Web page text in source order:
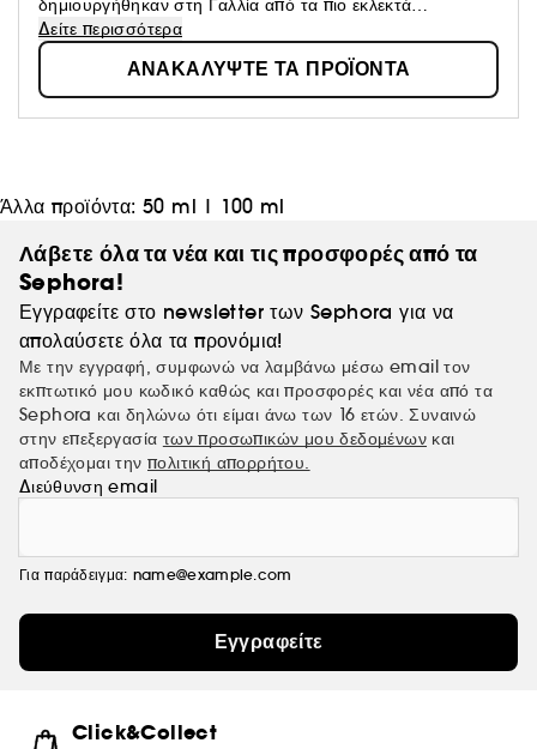
δημιουργήθηκαν στη Γαλλία από τα πιο εκλεκτά
συστατικά. Αυτή η κορυφαία συλλογή τιμά την τεχνική του
« layering », δημιουργώντας ένα άρωμα που σας ταιριάζει
απόλυτα. Η KAYALI εμπνέεται από τους θησαυρούς της
Μέσης Ανατολής, ενός πολιτισμού που φημίζεται για τη
φινέτσα του και την απλότητά του. Τέσσερα αρώματα.
Δείτε περισσότερα
ΑΝΑΚΑΛΥΨΤΕ ΤΑ ΠΡΟΪΟΝΤΑ
Άλλα προϊόντα: 50 ml | 100 ml
Λάβετε όλα τα νέα και τις προσφορές από τα
Sephora!
Εγγραφείτε στο newsletter των Sephora για να
απολαύσετε όλα τα προνόμια!
Με την εγγραφή, συμφωνώ να λαμβάνω μέσω email τον
εκπτωτικό μου κωδικό καθώς και προσφορές και νέα από τα
Sephora και δηλώνω ότι είμαι άνω των 16 ετών. Συναινώ
στην επεξεργασία των προσωπικών μου δεδομένων και
αποδέχομαι την πολιτική απορρήτου.
Διεύθυνση email
Για παράδειγμα: name@example.com
Εγγραφείτε
Click&Collect